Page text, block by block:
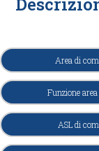
Area di
Funzione
ASL di